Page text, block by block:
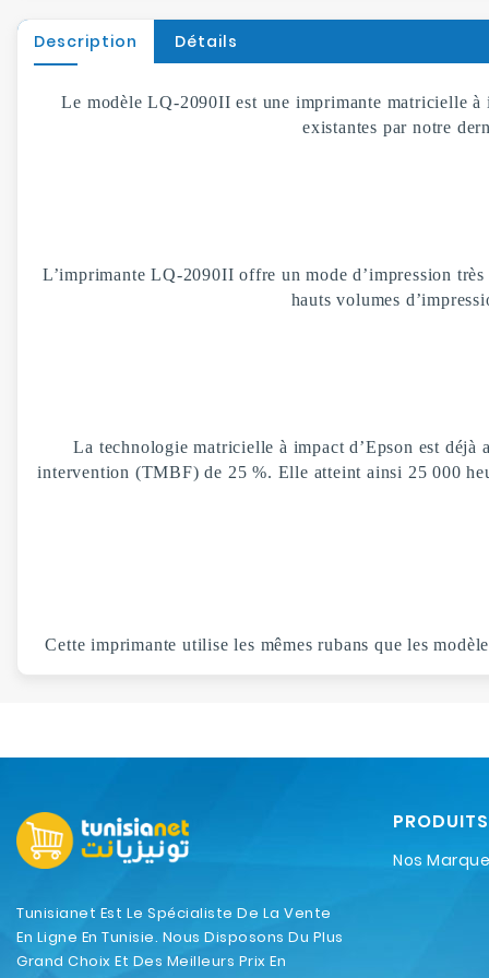
Description Détails
Le modèle LQ-2090II est une imprimante matricielle
existantes par notre
L’imprimante LQ-2090II offre un mode d’impression
hauts volumes
La technologie matricielle à impact d’Epson est déjà
intervention (TMBF) de 25 %. Elle atteint ainsi 25 000
Cette imprimante utilise les mêmes rubans que les
Tunisianet Est Le Spécialiste De La Vente
En Ligne En Tunisie. Nous Disposons Du Plus
Grand Choix Et Des Meilleurs Prix En
PRODUITS
Nos